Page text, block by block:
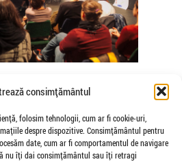
consimțământul
folosim tehnologii, cum ar fi cookie-uri,
despre dispozitive. Consimțământul pentru
date, cum ar fi comportamentul de navigare
nu îți dai consimțământul sau îți retragi
de coregrafele
Valentina De Piante